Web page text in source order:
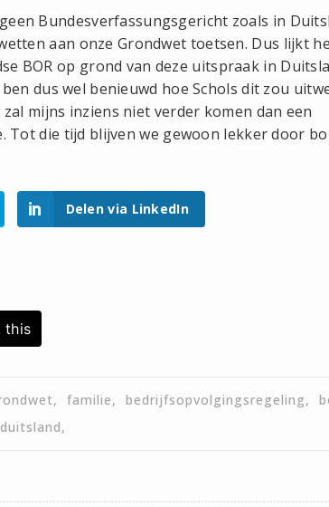
Bundesverfassungsgericht zoals in
aan onze Grondwet toetsen. Dus lijkt
BOR op grond van deze uitspraak in
dus wel benieuwd hoe Schols dit zou
mijns inziens niet verder komen dan een
Tot die tijd blijven we gewoon lekker door
Delen via LinkedIn
this
familie bedrijfsopvolgingsregeling
duitsland